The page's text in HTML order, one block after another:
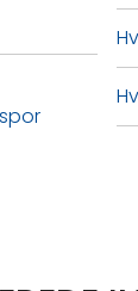
til 20%,
i øjeblikket